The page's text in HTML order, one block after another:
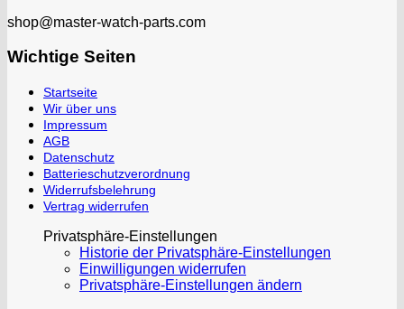
shop@master-watch-parts.com
Wichtige Seiten
Startseite
Wir über uns
Impressum
AGB
Datenschutz
Batterieschutzverordnung
Widerrufsbelehrung
Vertrag widerrufen
Privatsphäre-Einstellungen
Historie der Privatsphäre-Einstellungen
Einwilligungen widerrufen
Privatsphäre-Einstellungen ändern